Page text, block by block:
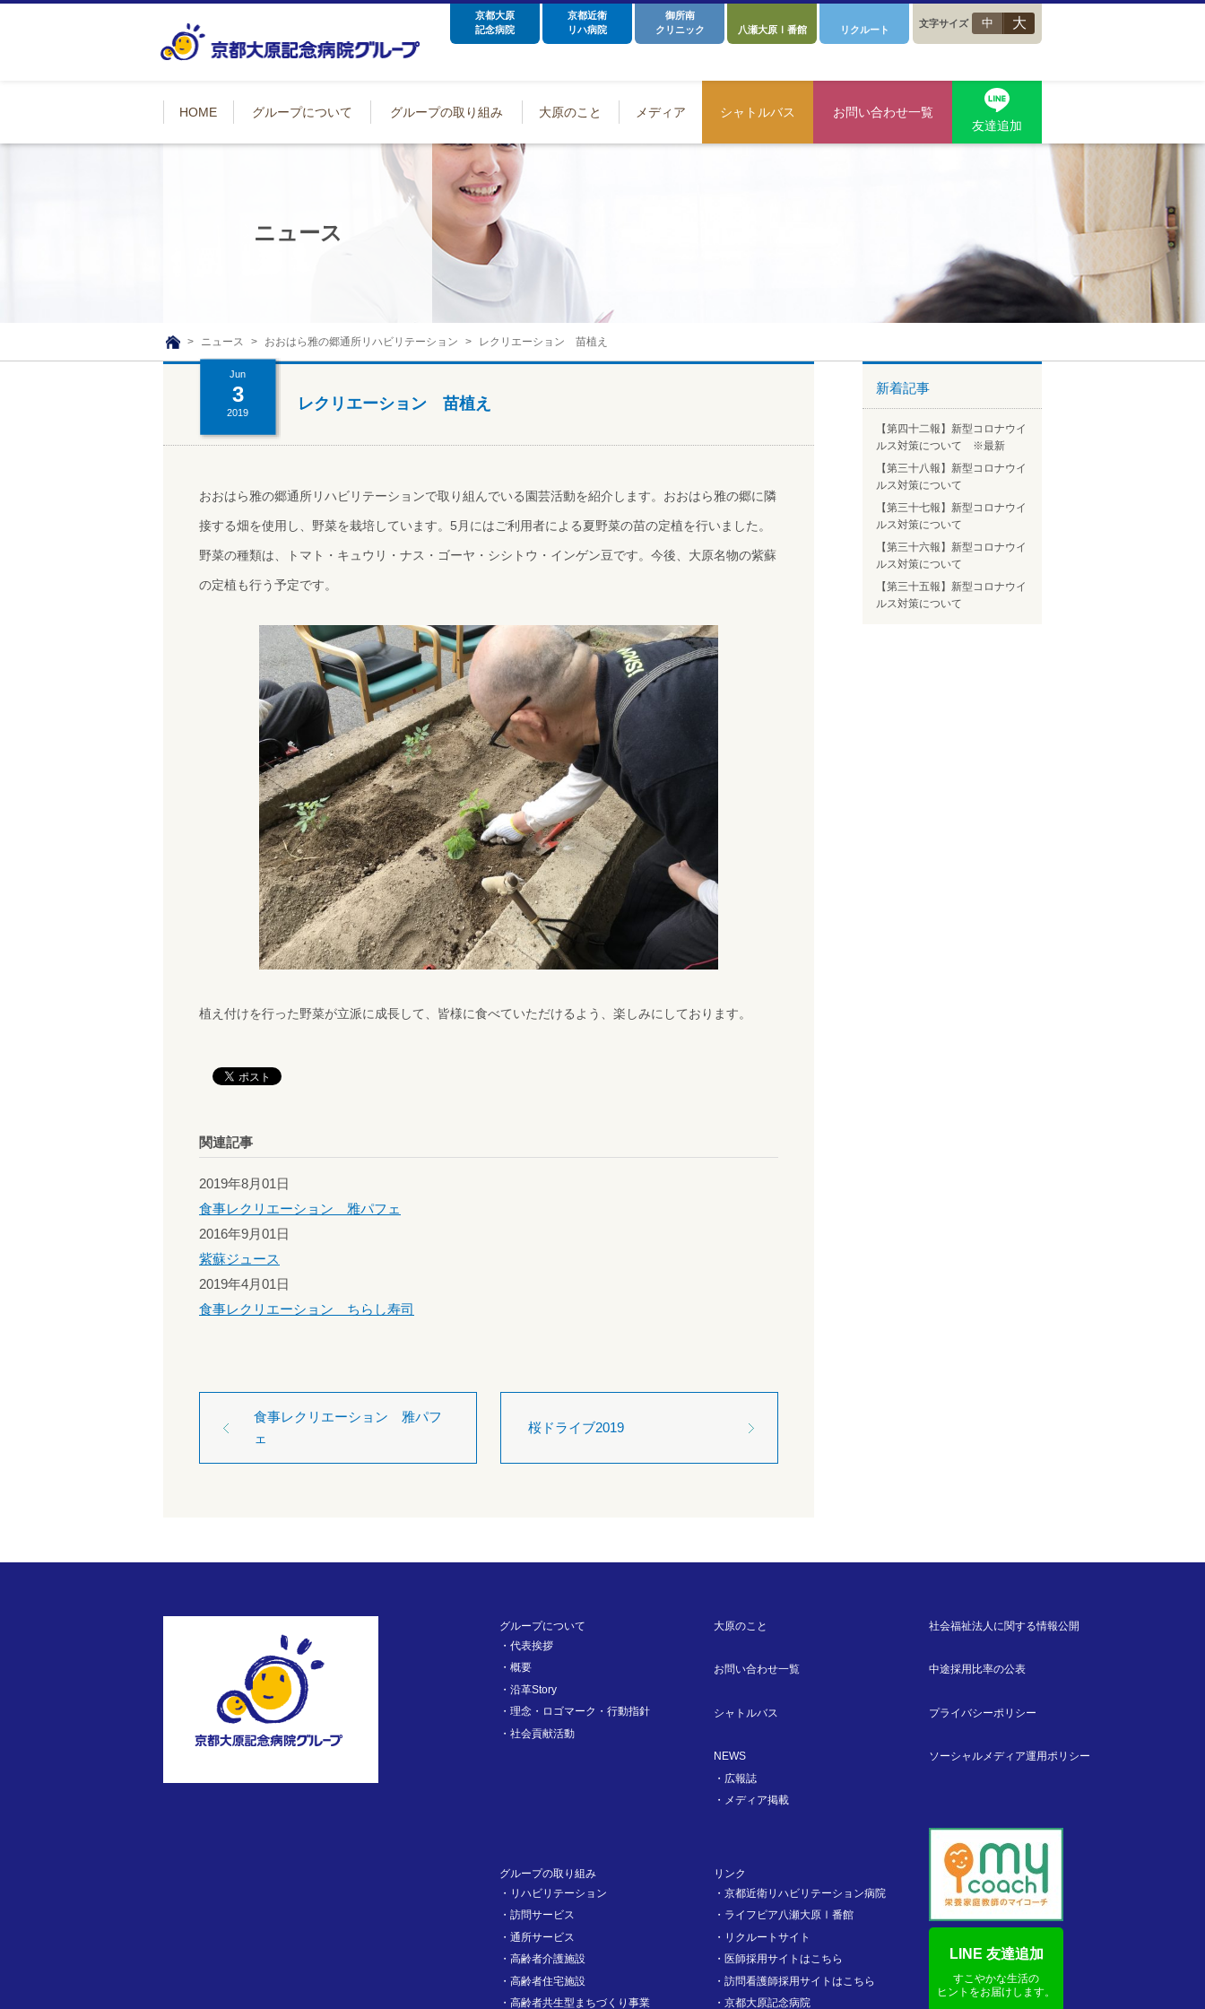
文字サイズ 中 大
HOME グループについて グループの取り組み 大原のこと メディア シャトルバス
お問い合わせ一覧
友達追加
京都大原
記念病院
京都近衛
リハ病院
御所南
クリニック
八瀬大原Ⅰ番館 リクルート
ニュース
TOP
ニュース おおはら雅の郷通所リハビリテーション レクリエーション 苗植え
Jun
3
2019
レクリエーション 苗植え
おおはら雅の郷通所リハビリテーションで取り組んでいる園芸活動を紹介します。おおはら雅の郷に隣
接する畑を使用し、野菜を栽培しています。5月にはご利用者による夏野菜の苗の定植を行いました。
野菜の種類は、トマト・キュウリ・ナス・ゴーヤ・シシトウ・インゲン豆です。今後、大原名物の紫蘇
の定植も行う予定です。
植え付けを行った野菜が立派に成長して、皆様に食べていただけるよう、楽しみにしております。
関連記事
2019年8月01日
食事レクリエーション 雅パフェ
2016年9月01日
紫蘇ジュース
2019年4月01日
食事レクリエーション ちらし寿司
食事レクリエーション 雅パフ
ェ
桜ドライブ2019
新着記事
【第四十二報】新型コロナウイ
ルス対策について ※最新
【第三十八報】新型コロナウイ
ルス対策について
【第三十七報】新型コロナウイ
ルス対策について
【第三十六報】新型コロナウイ
ルス対策について
【第三十五報】新型コロナウイ
ルス対策について
グループについて
代表挨拶
概要
沿革Story
理念・ロゴマーク・行動指針
社会貢献活動
大原のこと
お問い合わせ一覧
シャトルバス
NEWS
広報誌
メディア掲載
社会福祉法人に関する情報公開
中途採用比率の公表
プライバシーポリシー
ソーシャルメディア運用ポリシー
グループの取り組み
リハビリテーション
訪問サービス
通所サービス
高齢者介護施設
高齢者住宅施設
高齢者共生型まちづくり事業
リンク
京都近衛リハビリテーション病院
ライフピア八瀬大原Ⅰ番館
リクルートサイト
医師採用サイトはこちら
訪問看護師採用サイトはこちら
京都大原記念病院
LINE 友達追加
すこやかな生活の
ヒントをお届けします。